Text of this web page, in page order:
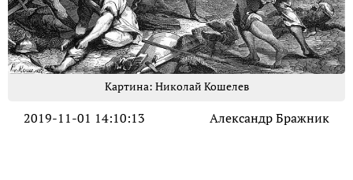
Картина: Николай Кошелев
2019-11-01 14:10:13 Александр Бражник